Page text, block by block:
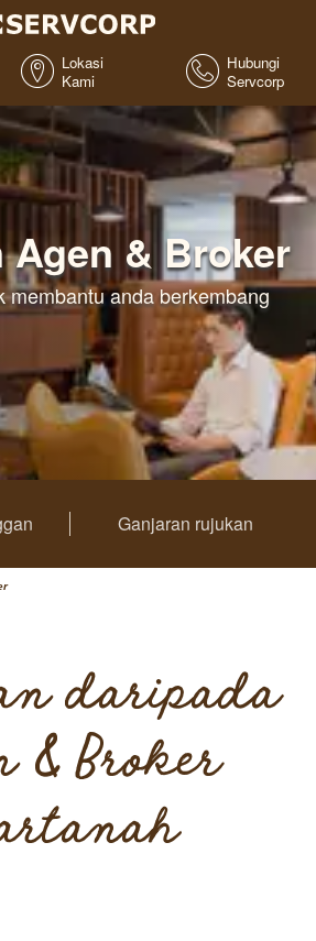
Lokasi
Kami
Hubungi
Servcorp
Agen & Broker
membantu anda berkembang
Ganjaran rujukan
daripada
& Broker